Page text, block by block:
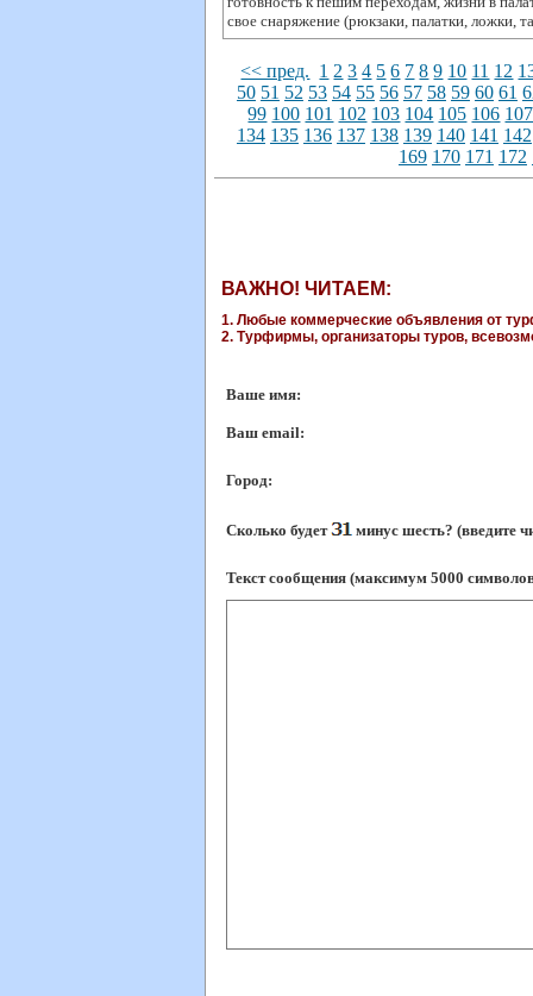
свое снаряжение (рюкзаки, палатки, ложки,
<< пред. 1 2 3 4 5 6 7 8 9 10 11 12
50 51 52 53 54 55 56 57 58 59 60 61
99 100 101 102 103 104 105 106 107
134 135 136 137 138 139 140 141 142
169 170 171 172
ВАЖНО! ЧИТАЕМ:
1. Любые коммерческие объявления от
2. Турфирмы, организаторы туров,
Ваше имя:
Ваш еmail:
Город:
Сколько будет минус шесть? (введите
Текст сообщения (максимум 5000